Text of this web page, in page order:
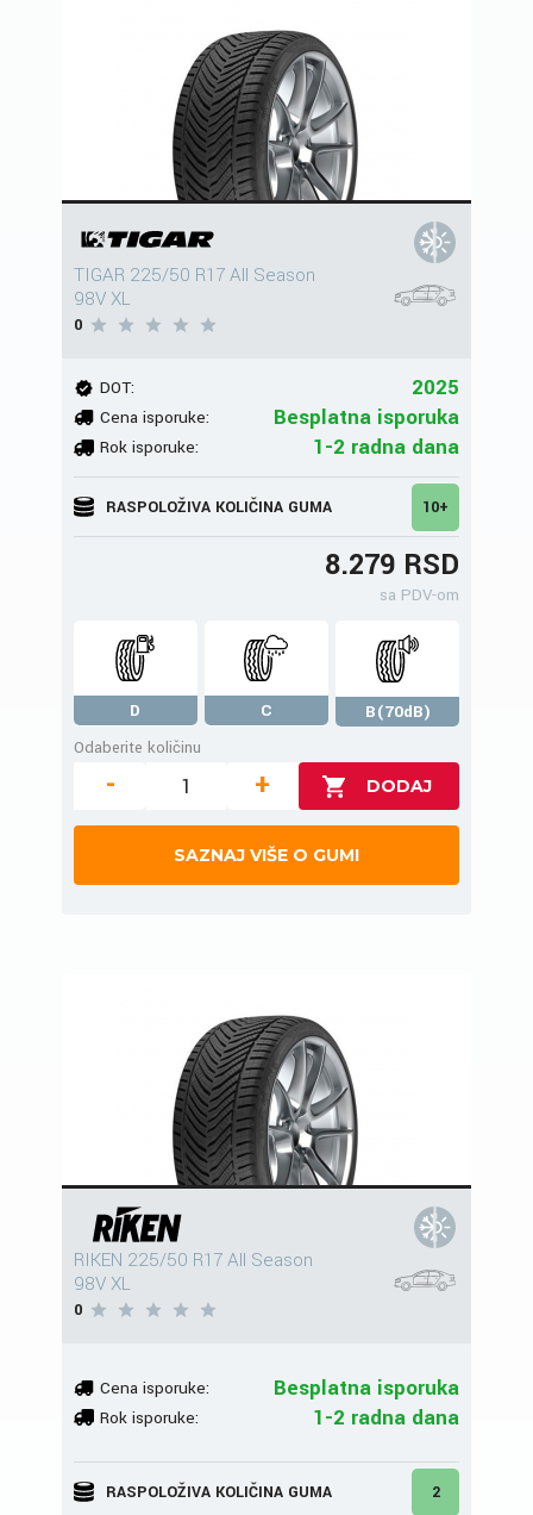
TIGAR 225/50 R17 All Season
98V XL
0
DOT: 2025
Cena isporuke: Besplatna isporuka
Rok isporuke: 1-2 radna dana
RASPOLOŽIVA KOLIČINA GUMA 10+
8.279 RSD
sa PDV-om
D C
B(70dB)
Odaberite količinu
- +
SAZNAJ VIŠE O GUMI
RIKEN 225/50 R17 All Season
98V XL
0
Cena isporuke: Besplatna isporuka
Rok isporuke: 1-2 radna dana
RASPOLOŽIVA KOLIČINA GUMA 2